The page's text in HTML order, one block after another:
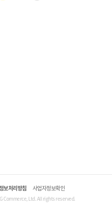
보처리방침 사업자정보확인
Ltd. All rights reserved.